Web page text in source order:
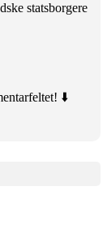
statsborgere
⬇️